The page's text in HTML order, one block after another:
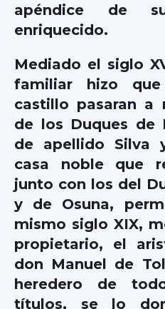
apéndice de
enriquecido.
Mediado el siglo
familiar hizo
castillo pasaran a
de los Duques de
de apellido Silva
casa noble que
junto con los del
y de Osuna,
mismo siglo XIX,
propietario, el
don Manuel de
heredero de
títulos, se lo